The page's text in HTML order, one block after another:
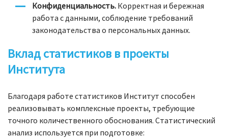
Конфиденциальность. Корректная и бережная
работа с данными, соблюдение требований
законодательства о персональных данных.
Вклад статистиков в проекты
Института
Благодаря работе статистиков Институт способен
реализовывать комплексные проекты, требующие
точного количественного обоснования. Статистический
анализ используется при подготовке: